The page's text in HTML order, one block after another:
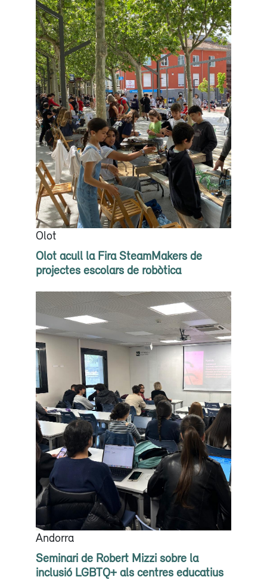
Olot
Olot acull la Fira SteamMakers de
projectes escolars de robòtica
Andorra
Seminari de Robert Mizzi sobre la
inclusió LGBTQ+ als centres educatius